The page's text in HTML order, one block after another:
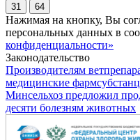
31 64
Нажимая на кнопку, Вы
персональных данных в
конфиденциальности»
Законодательство
Производителям
медицинские
Минсельхоз предложил
десяти болезням животных